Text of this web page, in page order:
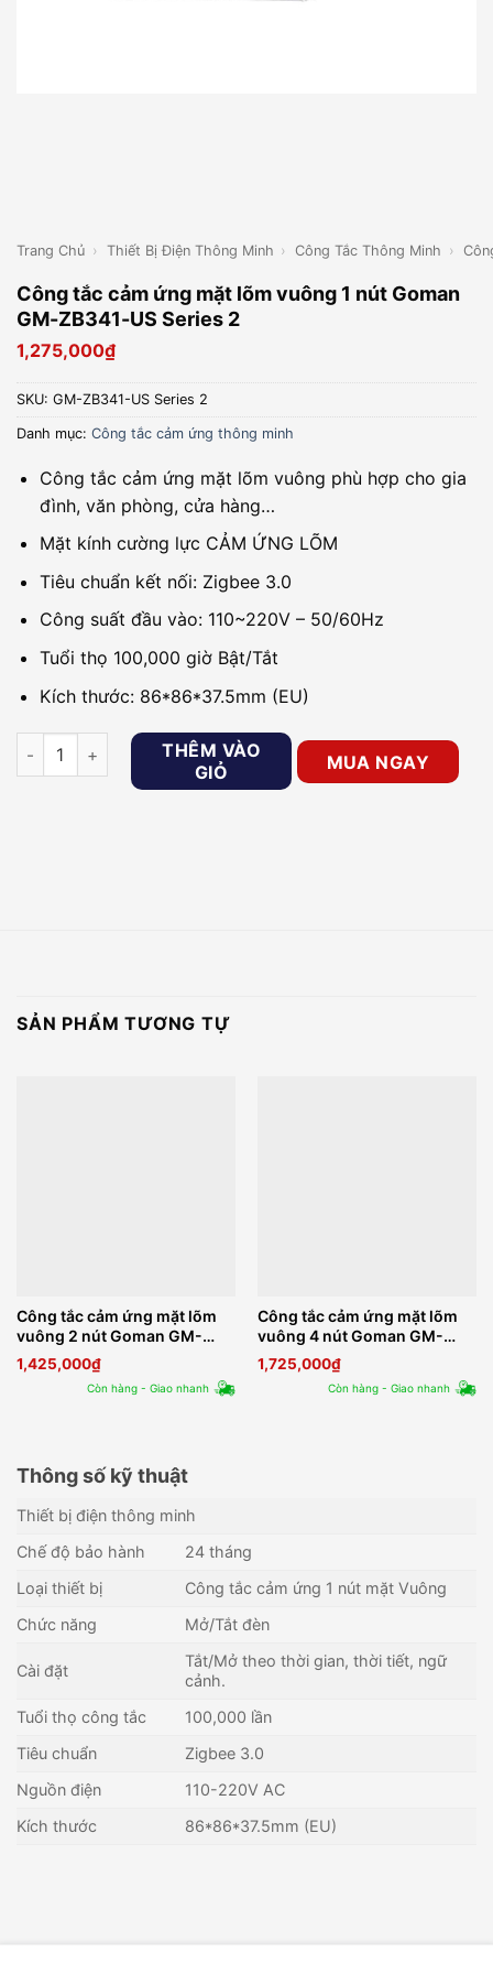
Trang Chủ › Thiết Bị Điện Thông Minh › Công Tắc Thông Minh ›
Công tắc cảm ứng mặt lõm vuông 1 nút Goman
GM-ZB341-US Series 2
1,275,000₫
SKU: GM-ZB341-US Series 2
Danh mục: Công tắc cảm ứng thông minh
Công tắc cảm ứng mặt lõm vuông phù hợp cho gia
đình, văn phòng, cửa hàng…
Mặt kính cường lực CẢM ỨNG LÕM
Tiêu chuẩn kết nối: Zigbee 3.0
Công suất đầu vào: 110~220V – 50/60Hz
Tuổi thọ 100,000 giờ Bật/Tắt
Kích thước: 86*86*37.5mm (EU)
Công tắc cảm ứng mặt lõm vuông 1 nút Goman GM-ZB341-
THÊM VÀO
GIỎ
MUA NGAY
SẢN PHẨM TƯƠNG TỰ
Công tắc cảm ứng mặt lõm
vuông 2 nút Goman GM-
ZB342-US Series 2
1,425,000₫
Còn hàng - Giao nhanh
Công tắc cảm ứng mặt lõm
vuông 4 nút Goman GM-
ZB344-US Series 2
1,725,000₫
Còn hàng - Giao nhanh
Thông số kỹ thuật
Thiết bị điện thông minh
Chế độ bảo hành
24 tháng
Loại thiết bị
Công tắc cảm ứng 1 nút mặt Vuông
Chức năng
Mở/Tắt đèn
Cài đặt
Tắt/Mở theo thời gian, thời tiết, ngữ
cảnh.
Tuổi thọ công tắc
100,000 lần
Tiêu chuẩn
Zigbee 3.0
Nguồn điện
110-220V AC
Kích thước
86*86*37.5mm (EU)